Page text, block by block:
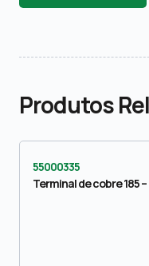
Produtos
55000335
Terminal de cobre 185 –